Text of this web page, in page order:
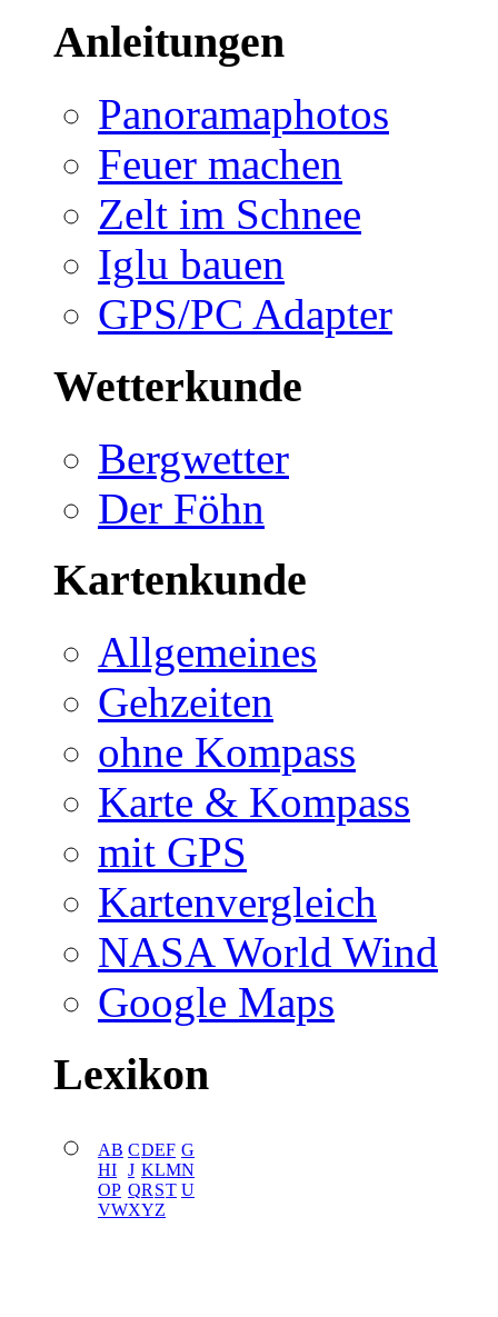
Anleitungen
Panoramaphotos
Feuer machen
Zelt im Schnee
Iglu bauen
GPS/PC Adapter
Wetterkunde
Bergwetter
Der Föhn
Kartenkunde
Allgemeines
Gehzeiten
ohne Kompass
Karte & Kompass
mit GPS
Kartenvergleich
NASA World Wind
Google Maps
Lexikon
AB CDEF G
HI J KLMN
OP QR ST U
VWXYZ